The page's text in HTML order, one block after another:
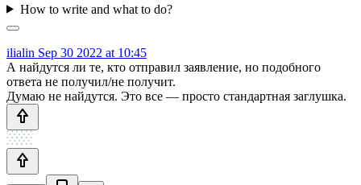
How to write and what to do?
ilialin Sep 30 2022 at 10:45
А найдутся ли те, кто отправил заявление, но подобного
ответа не получил/не получит.
Думаю не найдутся. Это все — просто стандартная заглушка.